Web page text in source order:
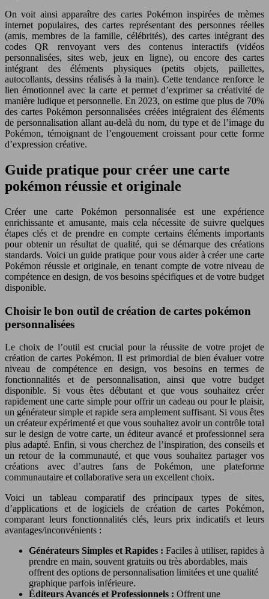
On voit ainsi apparaître des cartes Pokémon inspirées de mèmes
internet populaires, des cartes représentant des personnes réelles
(amis, membres de la famille, célébrités), des cartes intégrant des
codes QR renvoyant vers des contenus interactifs (vidéos
personnalisées, sites web, jeux en ligne), ou encore des cartes
intégrant des éléments physiques (petits objets, paillettes,
autocollants, dessins réalisés à la main). Cette tendance renforce le
lien émotionnel avec la carte et permet d’exprimer sa créativité de
manière ludique et personnelle. En 2023, on estime que plus de 70%
des cartes Pokémon personnalisées créées intégraient des éléments
de personnalisation allant au-delà du nom, du type et de l’image du
Pokémon, témoignant de l’engouement croissant pour cette forme
d’expression créative.
Guide pratique pour créer une carte
pokémon réussie et originale
Créer une carte Pokémon personnalisée est une expérience
enrichissante et amusante, mais cela nécessite de suivre quelques
étapes clés et de prendre en compte certains éléments importants
pour obtenir un résultat de qualité, qui se démarque des créations
standards. Voici un guide pratique pour vous aider à créer une carte
Pokémon réussie et originale, en tenant compte de votre niveau de
compétence en design, de vos besoins spécifiques et de votre budget
disponible.
Choisir le bon outil de création de cartes pokémon
personnalisées
Le choix de l’outil est crucial pour la réussite de votre projet de
création de cartes Pokémon. Il est primordial de bien évaluer votre
niveau de compétence en design, vos besoins en termes de
fonctionnalités et de personnalisation, ainsi que votre budget
disponible. Si vous êtes débutant et que vous souhaitez créer
rapidement une carte simple pour offrir un cadeau ou pour le plaisir,
un générateur simple et rapide sera amplement suffisant. Si vous êtes
un créateur expérimenté et que vous souhaitez avoir un contrôle total
sur le design de votre carte, un éditeur avancé et professionnel sera
plus adapté. Enfin, si vous cherchez de l’inspiration, des conseils et
un retour de la communauté, et que vous souhaitez partager vos
créations avec d’autres fans de Pokémon, une plateforme
communautaire et collaborative sera un excellent choix.
Voici un tableau comparatif des principaux types de sites,
d’applications et de logiciels de création de cartes Pokémon,
comparant leurs fonctionnalités clés, leurs prix indicatifs et leurs
avantages/inconvénients :
Générateurs Simples et Rapides : Faciles à utiliser, rapides à
prendre en main, souvent gratuits ou très abordables, mais
offrent des options de personnalisation limitées et une qualité
graphique parfois inférieure.
Éditeurs Avancés et Professionnels : Offrent une